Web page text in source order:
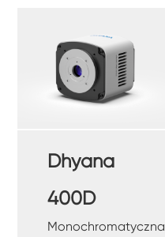
Dhyana
400D
Monochromatyczna